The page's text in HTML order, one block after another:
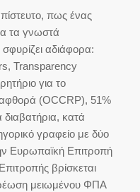
πως ένας
τα γνωστά
αδιάφορα:
Transparency
για το
(OCCRP), 51%
κατά
γραφείο με δύο
Ευρωπαϊκή Επιτροπή
βρίσκεται
μειωμένου ΦΠΑ